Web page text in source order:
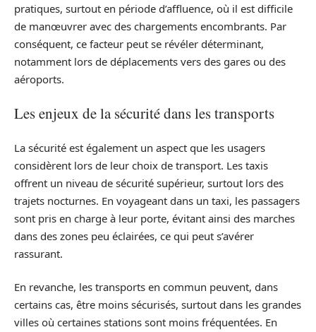
pratiques, surtout en période d’affluence, où il est difficile
de manœuvrer avec des chargements encombrants. Par
conséquent, ce facteur peut se révéler déterminant,
notamment lors de déplacements vers des gares ou des
aéroports.
Les enjeux de la sécurité dans les transports
La sécurité est également un aspect que les usagers
considèrent lors de leur choix de transport. Les taxis
offrent un niveau de sécurité supérieur, surtout lors des
trajets nocturnes. En voyageant dans un taxi, les passagers
sont pris en charge à leur porte, évitant ainsi des marches
dans des zones peu éclairées, ce qui peut s’avérer
rassurant.
En revanche, les transports en commun peuvent, dans
certains cas, être moins sécurisés, surtout dans les grandes
villes où certaines stations sont moins fréquentées. En